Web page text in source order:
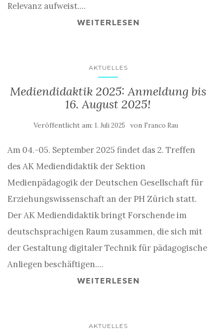
Relevanz aufweist.…
WEITERLESEN
AKTUELLES
Mediendidaktik 2025: Anmeldung bis
16. August 2025!
Veröffentlicht am: 1. Juli 2025 von Franco Rau
Am 04.-05. September 2025 findet das 2. Treffen
des AK Mediendidaktik der Sektion
Medienpädagogik der Deutschen Gesellschaft für
Erziehungswissenschaft an der PH Zürich statt.
Der AK Mediendidaktik bringt Forschende im
deutschsprachigen Raum zusammen, die sich mit
der Gestaltung digitaler Technik für pädagogische
Anliegen beschäftigen.…
WEITERLESEN
AKTUELLES